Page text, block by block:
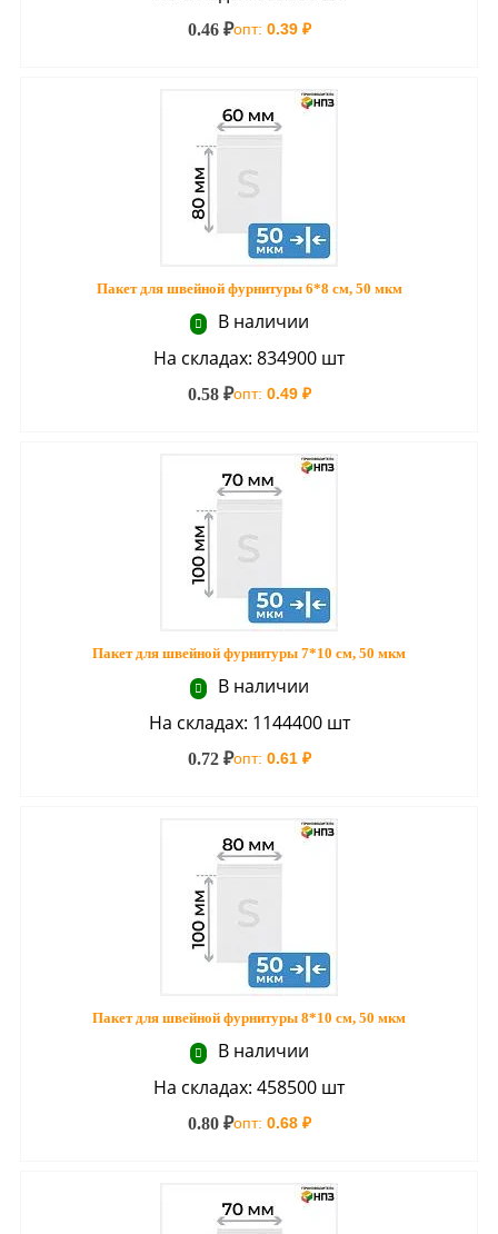
0.46 ₽опт: 0.39 ₽
Пакет для швейной фурнитуры 6*8 см, 50 мкм
В наличии
На складах: 834900 шт
0.58 ₽опт: 0.49 ₽
Пакет для швейной фурнитуры 7*10 см, 50 мкм
В наличии
На складах: 1144400 шт
0.72 ₽опт: 0.61 ₽
Пакет для швейной фурнитуры 8*10 см, 50 мкм
В наличии
На складах: 458500 шт
0.80 ₽опт: 0.68 ₽